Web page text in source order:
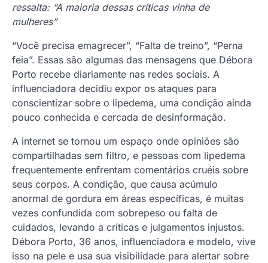
ressalta: “A maioria dessas críticas vinha de
mulheres”
“Você precisa emagrecer”, “Falta de treino”, “Perna
feia”. Essas são algumas das mensagens que Débora
Porto recebe diariamente nas redes sociais. A
influenciadora decidiu expor os ataques para
conscientizar sobre o lipedema, uma condição ainda
pouco conhecida e cercada de desinformação.
A internet se tornou um espaço onde opiniões são
compartilhadas sem filtro, e pessoas com lipedema
frequentemente enfrentam comentários cruéis sobre
seus corpos. A condição, que causa acúmulo
anormal de gordura em áreas específicas, é muitas
vezes confundida com sobrepeso ou falta de
cuidados, levando a críticas e julgamentos injustos.
Débora Porto, 36 anos, influenciadora e modelo, vive
isso na pele e usa sua visibilidade para alertar sobre